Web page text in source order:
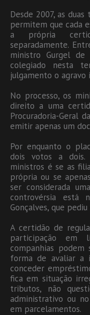
Desde 2007, as
permitem que cada
a própria
separadamente.
ministro Gurgel de
colegiado nesta
julgamento o agravo
No processo, os
direito a uma
Procuradoria-Geral
emitir apenas um
Por enquanto o
dois votos a dois.
ministros é se as
própria ou se
ser considerada
controvérsia está
Gonçalves, que pediu
A certidão de
participação em
companhias
forma de avaliar a
conceder
fica em situação
tributos, não
administrativo ou
em parcelamentos.